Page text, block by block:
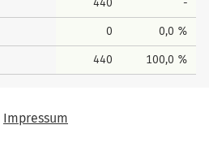
440 -
0 0,0 %
440 100,0 %
Impressum